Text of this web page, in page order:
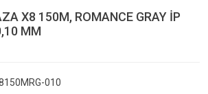
X8 150M, ROMANCE GRAY İP
MM
010